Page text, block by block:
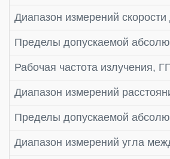
Диапазон измерений
Пределы допускаемой
Рабочая частота излучения,
Диапазон измерений
Пределы допускаемой
Диапазон измерений угла